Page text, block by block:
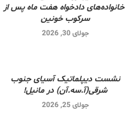
خانواده‌های دادخواه هفت ماه پس از
سرکوب خونین
جولای 30, 2026
نشست دیپلماتیک آسیای جنوب
شرقی‌(آ.سه.آن) در مانیل!
جولای 25, 2026